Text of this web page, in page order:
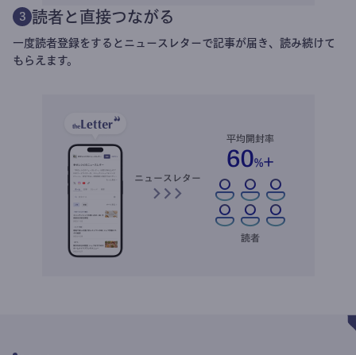
3 読者と直接つながる
一度読者登録をするとニュースレターで記事が届き、読み続けて
もらえます。